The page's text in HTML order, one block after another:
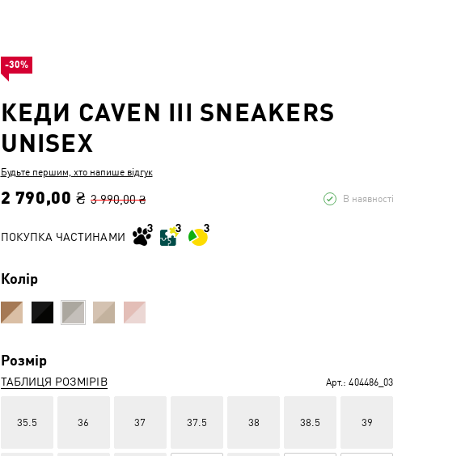
КЕДИ CAVEN III SNEAKERS
UNISEX
Будьте першим, хто напише відгук
2 790,00 ₴ 3 990,00 ₴ В наявності
ПОКУПКА ЧАСТИНАМИ
Колір
Розмір
ТАБЛИЦЯ РОЗМІРІВ Арт.: 404486_03
35.5 36 37 37.5 38 38.5 39
-30%